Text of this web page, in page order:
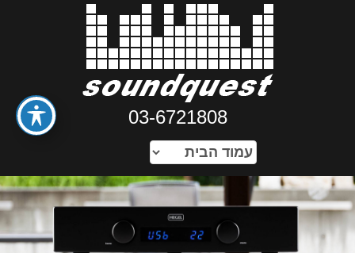
03-6721808